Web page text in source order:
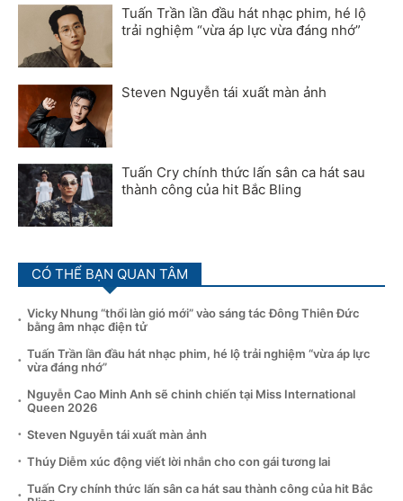
Tuấn Trần lần đầu hát nhạc phim, hé lộ
trải nghiệm “vừa áp lực vừa đáng nhớ”
Steven Nguyễn tái xuất màn ảnh
Tuấn Cry chính thức lấn sân ca hát sau
thành công của hit Bắc Bling
CÓ THỂ BẠN QUAN TÂM
Vicky Nhung “thổi làn gió mới” vào sáng tác Đông Thiên Đức
bằng âm nhạc điện tử
Tuấn Trần lần đầu hát nhạc phim, hé lộ trải nghiệm “vừa áp lực
vừa đáng nhớ”
Nguyễn Cao Minh Anh sẽ chinh chiến tại Miss International
Queen 2026
Steven Nguyễn tái xuất màn ảnh
Thúy Diễm xúc động viết lời nhắn cho con gái tương lai
Tuấn Cry chính thức lấn sân ca hát sau thành công của hit Bắc